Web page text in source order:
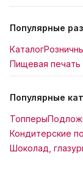
Популярные
Каталог
Пищевая печать
Популярные
Топперы
Кондитерские
Шоколад,